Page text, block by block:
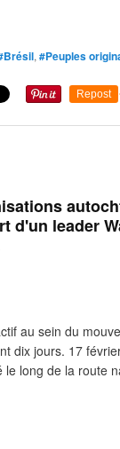
, #Peuples
Repost
d'un leader
au sein du
dix jours. 17
le long de la route